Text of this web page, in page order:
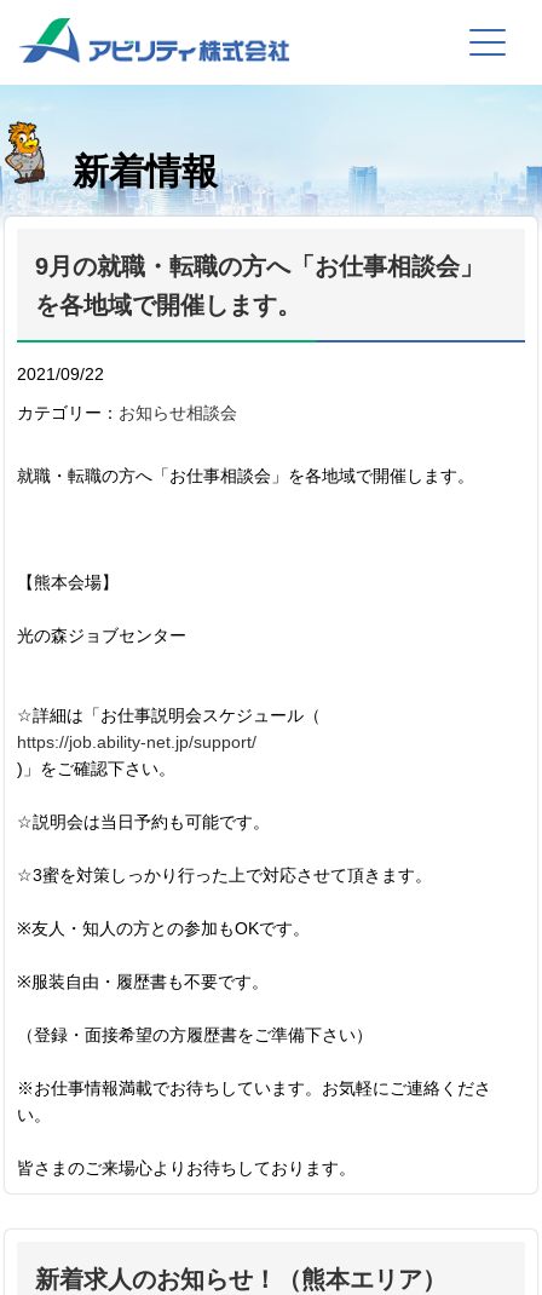
新着情報
9月の就職・転職の方へ「お仕事相談会」
を各地域で開催します。
2021/09/22
カテゴリー： お知らせ相談会
就職・転職の方へ「お仕事相談会」を各地域で開催します。
【熊本会場】
光の森ジョブセンター
☆詳細は「お仕事説明会スケジュール（
https://job.ability-net.jp/support/
)」をご確認下さい。
☆説明会は当日予約も可能です。
☆3蜜を対策しっかり行った上で対応させて頂きます。
※友人・知人の方との参加もOKです。
※服装自由・履歴書も不要です。
（登録・面接希望の方履歴書をご準備下さい）
※お仕事情報満載でお待ちしています。お気軽にご連絡くださ
い。
皆さまのご来場心よりお待ちしております。
新着求人のお知らせ！（熊本エリア）